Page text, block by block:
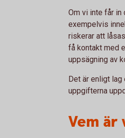
Om vi inte får in
exempelvis
riskerar att
få kontakt med
uppsägning av
Det är enligt
uppgifterna
Vem är